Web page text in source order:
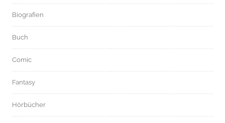
Biografien
Buch
Comic
Fantasy
Hörbücher